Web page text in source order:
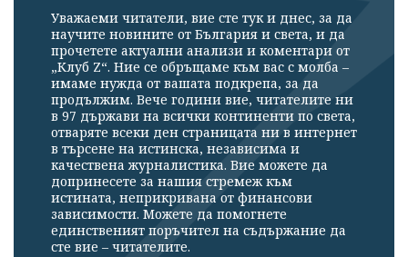
Уважаеми читатели, вие сте тук и днес, за да
научите новините от България и света, и да
прочетете актуални анализи и коментари от
„Клуб Z“. Ние се обръщаме към вас с молба –
имаме нужда от вашата подкрепа, за да
продължим. Вече години вие, читателите ни
в 97 държави на всички континенти по света,
отваряте всеки ден страницата ни в интернет
в търсене на истинска, независима и
качествена журналистика. Вие можете да
допринесете за нашия стремеж към
истината, неприкривана от финансови
зависимости. Можете да помогнете
единственият поръчител на съдържание да
сте вие – читателите.